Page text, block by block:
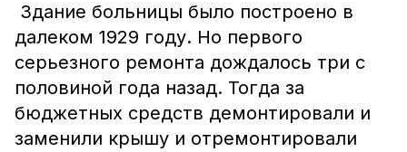
Здание больницы было построено в
далеком 1929 году. Но первого
серьезного ремонта дождалось три с
половиной года назад. Тогда за
бюджетных средств демонтировали и
заменили крышу и отремонтировали